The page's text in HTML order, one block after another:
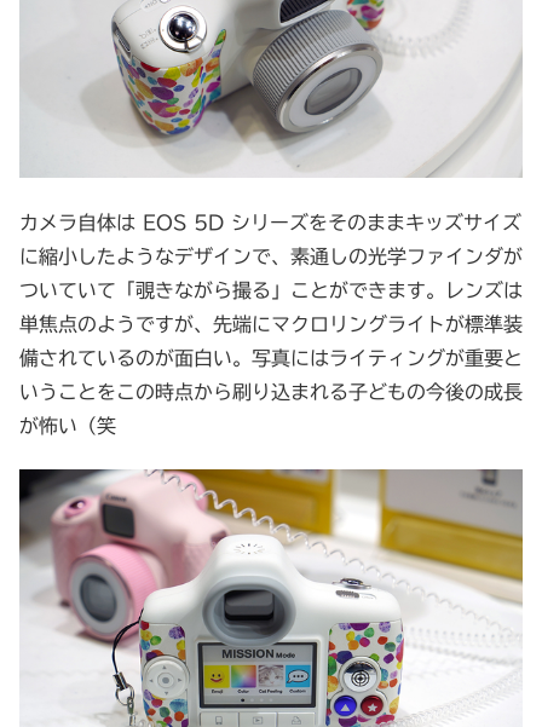
カメラ自体は EOS 5D シリーズをそのままキッズサイズ
に縮小したようなデザインで、素通しの光学ファインダが
ついていて「覗きながら撮る」ことができます。レンズは
単焦点のようですが、先端にマクロリングライトが標準装
備されているのが面白い。写真にはライティングが重要と
いうことをこの時点から刷り込まれる子どもの今後の成長
が怖い（笑